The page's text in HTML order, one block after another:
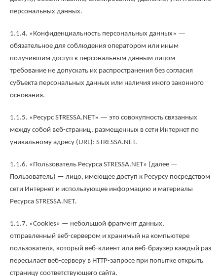
персональных данных.
1.1.4. «Конфиденциальность персональных данных» —
обязательное для соблюдения оператором или иным
получившим доступ к персональным данным лицом
требование не допускать их распространения без согласия
субъекта персональных данных или наличия иного законного
основания.
1.1.5. «Ресурс STRESSA.NET» — это совокупность связанных
между собой веб-страниц, размещенных в сети Интернет по
уникальному адресу (URL): STRESSA.NET.
1.1.6. «Пользователь Ресурса STRESSA.NET» (далее —
Пользователь) — лицо, имеющее доступ к Ресурсу посредством
сети Интернет и использующее информацию и материалы
Ресурса STRESSA.NET.
1.1.7. «Cookies» — небольшой фрагмент данных,
отправленный веб-сервером и хранимый на компьютере
пользователя, который веб-клиент или веб-браузер каждый раз
пересылает веб-серверу в HTTP-запросе при попытке открыть
страницу соответствующего сайта.